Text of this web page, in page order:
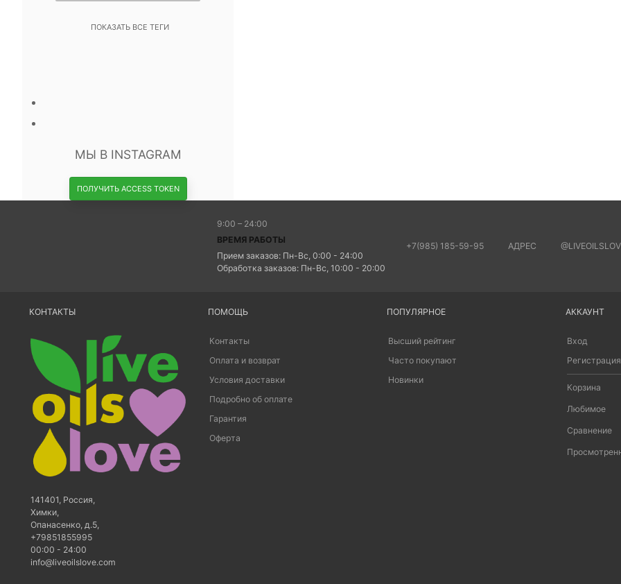
ПОКАЗАТЬ ВСЕ ТЕГИ
МЫ В INSTAGRAM
ПОЛУЧИТЬ ACCESS TOKEN
9:00 – 24:00
ВРЕМЯ РАБОТЫ
Прием заказов: Пн-Вс, 0:00 - 24:00
Обработка заказов: Пн-Вс, 10:00 - 20:00
+7(985) 185-59-95 АДРЕС
КОНТАКТЫ
141401, Россия,
Химки,
Опанасенко, д.5,
+79851855995
00:00 - 24:00
info@liveoilslove.com
ПОМОЩЬ
Контакты
Оплата и возврат
Условия доставки
Подробно об оплате
Гарантия
Оферта
ПОПУЛЯРНОЕ
Высший рейтинг
Часто покупают
Новинки
АККАУНТ
Вход
Регистрация
Корзина
Любимое
Сравнение